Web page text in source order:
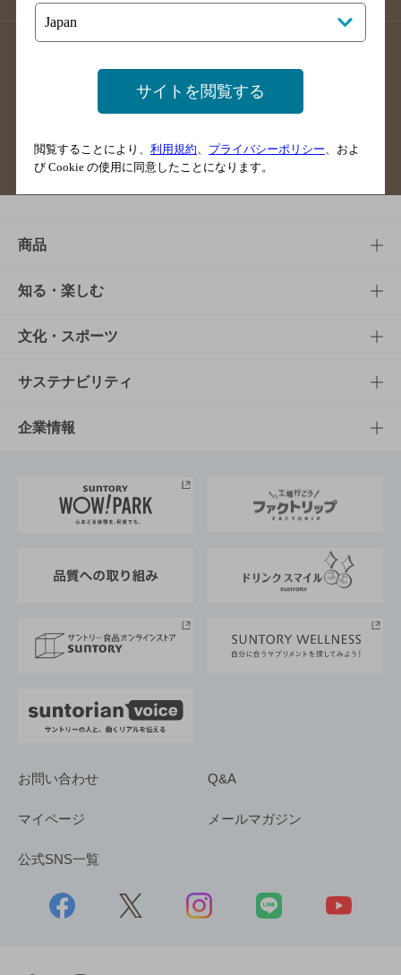
掲載店舗様ログイン
サイトマップ ご意見・ご感想
商品
商品TOP
商品一覧
商品発売情報
栄養成分一覧
知る・楽しむ
知る・楽しむTOP
キャンペーン
工場見学
地域情報
文化・スポーツ
文化・スポーツTOP
サントリーホール
サントリーサンバーズ大阪
サステナビリティ
サステナビリティTOP
サントリーが考えるサステナビリティ経営
企業情報
企業概要
採用情報
お問い合わせ Q&A
マイページ メールマガジン
公式SNS一覧
サイトを閲覧する
閲覧することにより、 利用規約 プライバシーポリシー 、およ
び Cookie の使用に同意したことになります。